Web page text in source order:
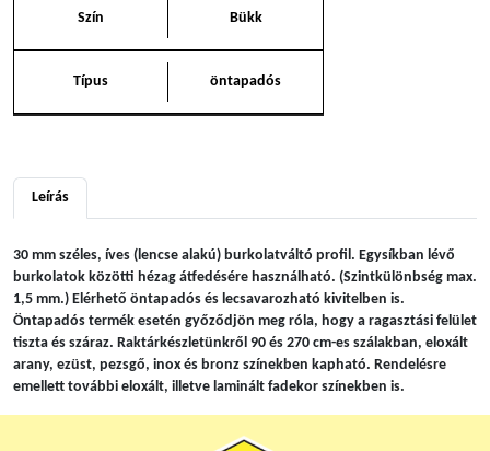
Szín Bükk
Típus öntapadós
Leírás
30 mm széles, íves (lencse alakú) burkolatváltó profil. Egysíkban lévő
burkolatok közötti hézag átfedésére használható. (Szintkülönbség max.
1,5 mm.) Elérhető öntapadós és lecsavarozható kivitelben is.
Öntapadós termék esetén győződjön meg róla, hogy a ragasztási felület
tiszta és száraz. Raktárkészletünkről 90 és 270 cm-es szálakban, eloxált
arany, ezüst, pezsgő, inox és bronz színekben kapható. Rendelésre
emellett további eloxált, illetve laminált fadekor színekben is.